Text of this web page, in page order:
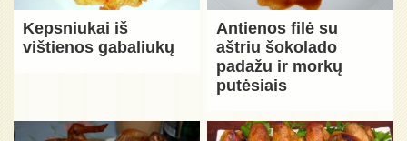
Kepsniukai iš
vištienos gabaliukų
Antienos filė su
aštriu šokolado
padažu ir morkų
putėsiais